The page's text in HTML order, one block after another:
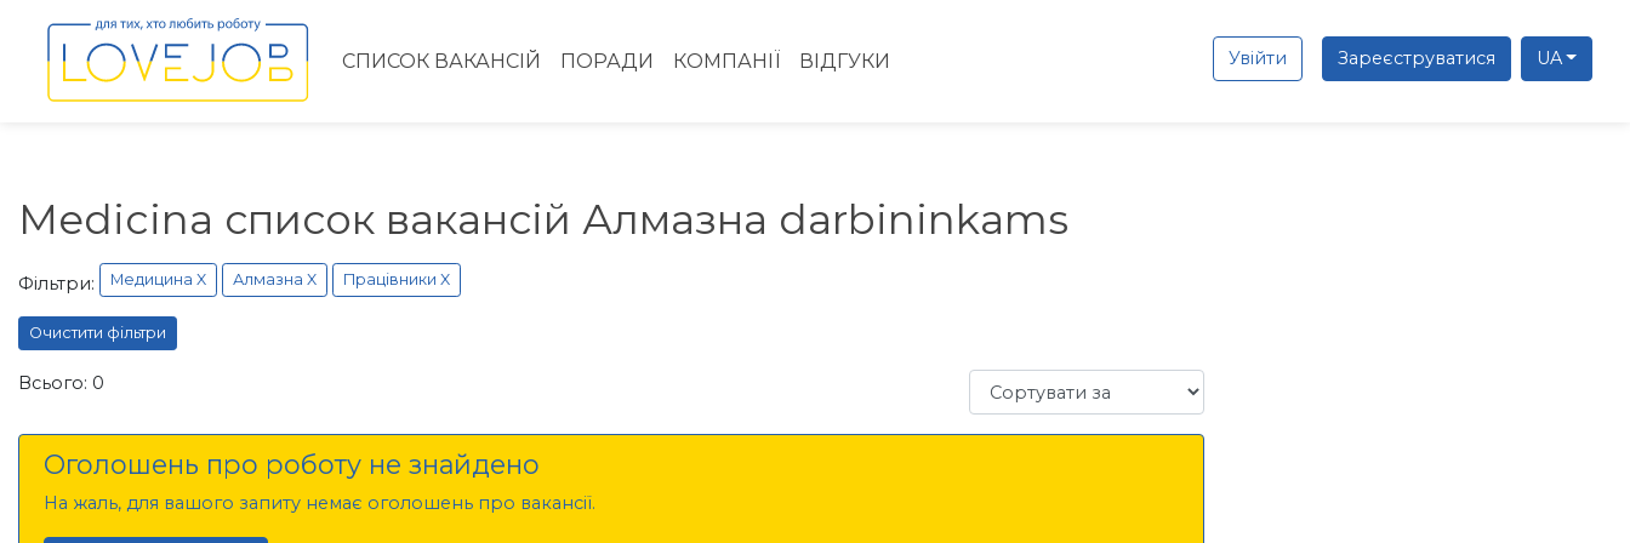
СПИСОК ВАКАНСІЙ ПОРАДИ КОМПАНІЇ ВІДГУКИ Увійти Зареєструватися UA
Medicina список вакансій Алмазна darbininkams
Фільтри: Медицина X Алмазна X Працівники X
Очистити фільтри
Всього: 0 Сортувати за
Оголошень про роботу не знайдено
На жаль, для вашого запиту немає оголошень про вакансії.